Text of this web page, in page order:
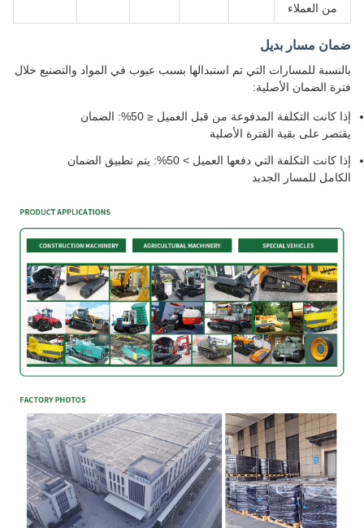
من العملاء
ضمان مسار بديل
بالنسبة للمسارات التي تم استبدالها بسبب عيوب في المواد والتصنيع خلال
فترة الضمان الأصلية:
إذا كانت التكلفة المدفوعة من قبل العميل ≤ 50%: الضمان
يقتصر على بقية الفترة الأصلية
إذا كانت التكلفة التي دفعها العميل > 50%: يتم تطبيق الضمان
الكامل للمسار الجديد